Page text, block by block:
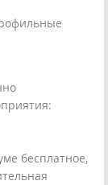
бесплатное,